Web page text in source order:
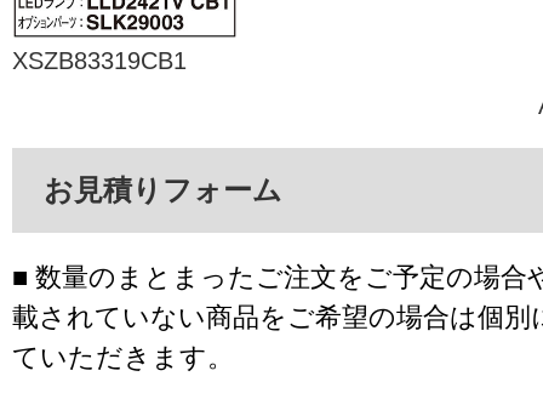
XSZB83319CB1
お見積りフォーム
■ 数量のまとまったご注文をご予定の場合
載されていない商品をご希望の場合は個別
ていただきます。